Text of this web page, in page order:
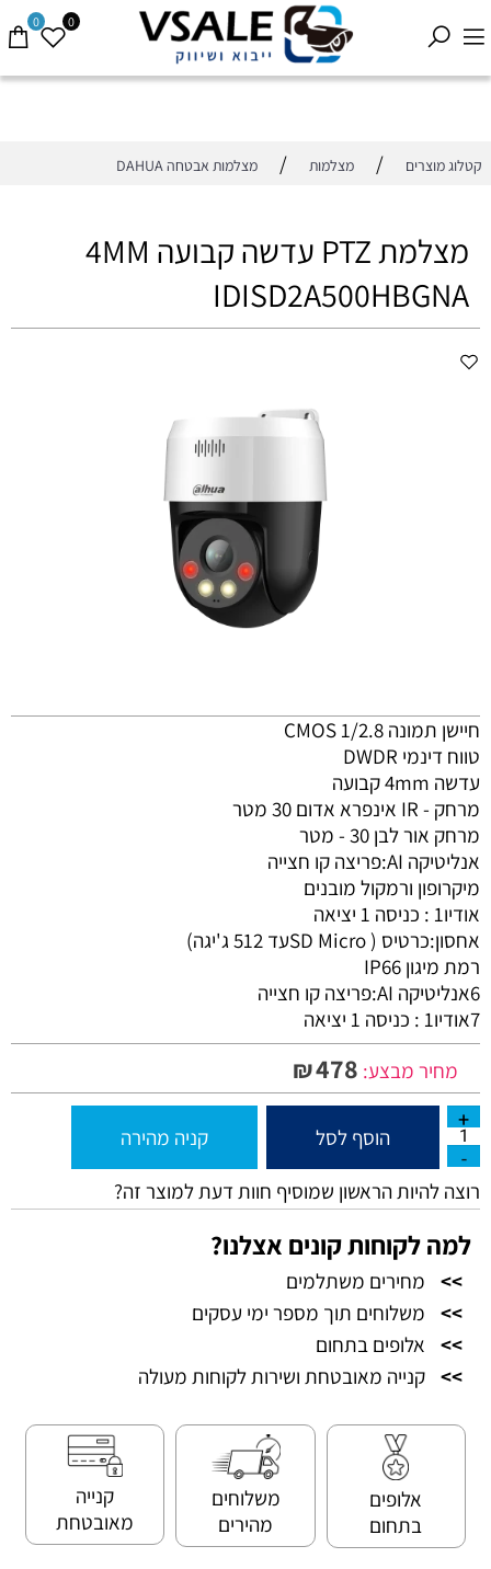
0 0
קטלוג מוצרים / מצלמות / מצלמות אבטחה DAHUA
מצלמת PTZ עדשה קבועה 4MM
IDISD2A500HBGNA
חיישן תמונה CMOS 1/2.8
טווח דינמי DWDR
עדשה 4mm קבועה
מרחק - IR אינפרא אדום 30 מטר
מרחק אור לבן 30 - מטר
אנליטיקה AI:פריצה קו חצייה
מיקרופון ורמקול מובנים
אודיו1 : כניסה 1 יציאה
אחסון:כרטיס ( SD Microעד 512 ג'יגה)
רמת מיגון IP66
6אנליטיקה AI:פריצה קו חצייה
7אודיו1 : כניסה 1 יציאה
מחיר מבצע:
₪478
הוסף לסל קניה מהירה
רוצה להיות הראשון שמוסיף חוות דעת למוצר זה?
למה לקוחות קונים אצלנו?
>>
מחירים משתלמים
>>
משלוחים תוך מספר ימי עסקים
>>
אלופים בתחום
>> קנייה מאובטחת ושירות לקוחות מעולה
אלופים
בתחום
משלוחים
מהירים
קנייה
מאובטחת